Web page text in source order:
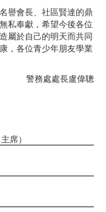
會長、社區賢達的鼎
私奉獻，希望今後各位
屬於自己的明天而共同
，各位青少年朋友學業
警務處處長盧偉聰
席）